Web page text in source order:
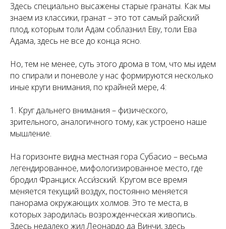
Здесь специально высажены старые гранаты. Как мы
знаем из классики, гранат – это тот самый райский
плод, которым толи Адам соблазнил Еву, толи Ева
Адама, здесь не все до конца ясно.
Но, тем не менее, суть этого дрома в том, что мы идем
по спирали и поневоле у нас формируются несколько
иные круги внимания, по крайней мере, 4:
1. Круг дальнего внимания – физического,
зрительного, аналогичного тому, как устроено наше
мышление.
На горизонте видна местная гора Субасио – весьма
легендированное, мифологизированное место, где
бродил Франциск Асси́зский. Кругом все время
меняется текущий воздух, постоянно меняется
панорама окружающих холмов. Это те места, в
которых зародилась возрожденческая живопись.
Здесь недалеко жил Леонардо да Винчи, здесь